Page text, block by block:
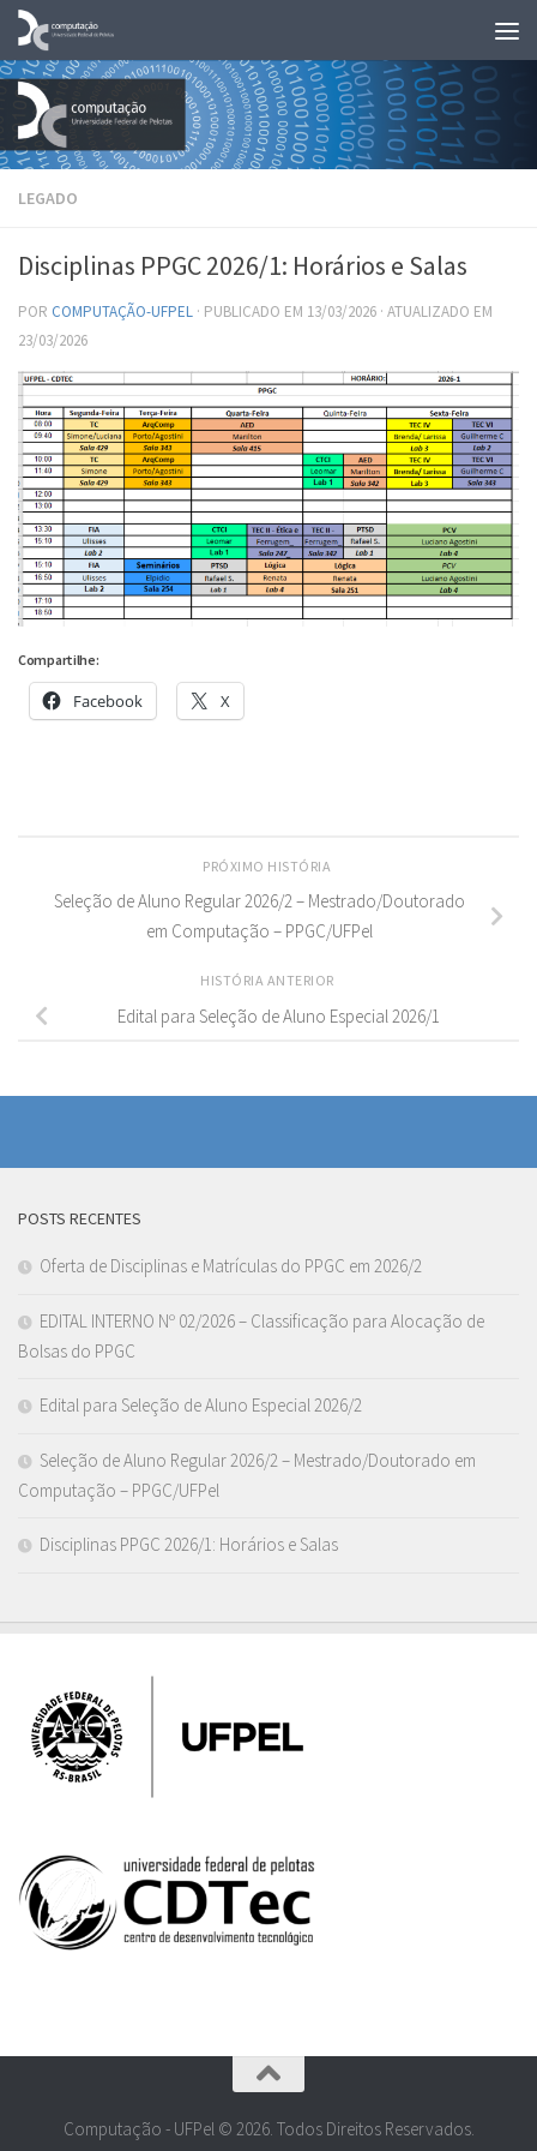
Skip to content
LEGADO
Disciplinas PPGC 2026/1: Horários e Salas
POR COMPUTAÇÃO-UFPEL · PUBLICADO EM 13/03/2026 · ATUALIZADO EM
23/03/2026
Compartilhe:
Facebook X
PRÓXIMO HISTÓRIA
Seleção de Aluno Regular 2026/2 – Mestrado/Doutorado
em Computação – PPGC/UFPel
HISTÓRIA ANTERIOR
Edital para Seleção de Aluno Especial 2026/1
POSTS RECENTES
Oferta de Disciplinas e Matrículas do PPGC em 2026/2
EDITAL INTERNO Nº 02/2026 – Classificação para Alocação de
Bolsas do PPGC
Edital para Seleção de Aluno Especial 2026/2
Seleção de Aluno Regular 2026/2 – Mestrado/Doutorado em
Computação – PPGC/UFPel
Disciplinas PPGC 2026/1: Horários e Salas
Computação - UFPel © 2026. Todos Direitos Reservados.